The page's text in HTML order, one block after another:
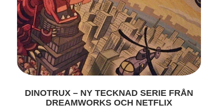
DINOTRUX – NY TECKNAD SERIE FRÅN
DREAMWORKS OCH NETFLIX